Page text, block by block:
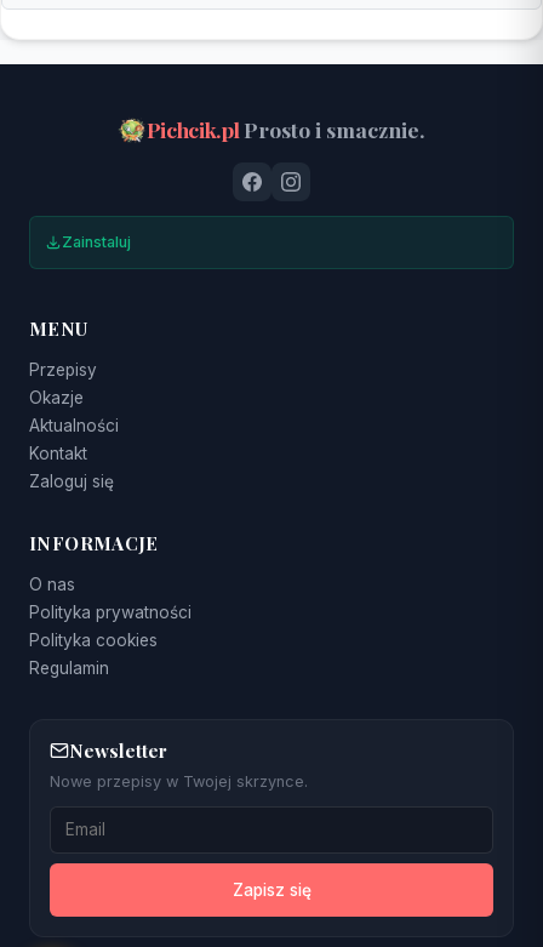
Pichcik.pl Prosto i smacznie.
Zainstaluj
MENU
Przepisy
Okazje
Aktualności
Kontakt
Zaloguj się
INFORMACJE
O nas
Polityka prywatności
Polityka cookies
Regulamin
Newsletter
Nowe przepisy w Twojej skrzynce.
Zapisz się